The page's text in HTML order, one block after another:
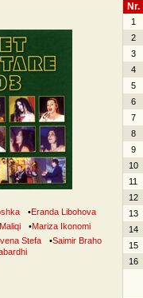
•Eranda Libohova
•Mariza Ikonomi
Stefa •Saimir Braho
Nr.
1
2
3
4
5
6
7
8
9
10
11
12
13
14
15
16